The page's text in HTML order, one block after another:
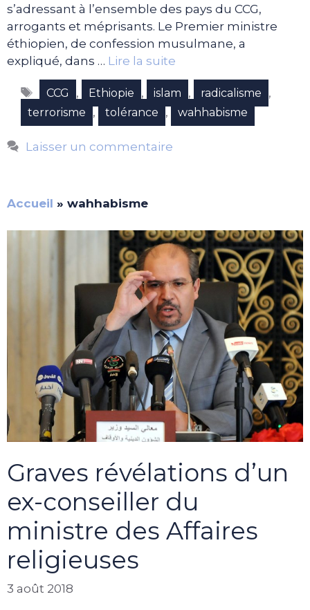
s’adressant à l’ensemble des pays du CCG,
arrogants et méprisants. Le Premier ministre
éthiopien, de confession musulmane, a
expliqué, dans … Lire la suite
Étiquettes
CCG , Ethiopie , islam , radicalisme ,
terrorisme , tolérance , wahhabisme
Laisser un commentaire
Accueil » wahhabisme
Graves révélations d’un
ex-conseiller du
ministre des Affaires
religieuses
3 août 2018